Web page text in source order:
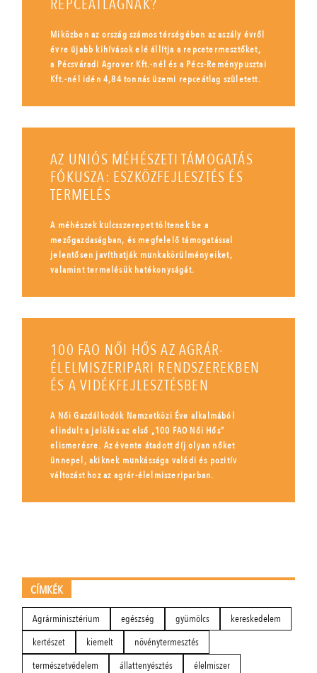
REPCEÁTLAGNAK?
Miközben az ország számos térségében az aszály évről
évre újabb kihívások elé állítja a repcetermesztőket,
a Pécsváradi Agrover Kft.-nél és a Pécs-Reménypusztai
Kft.-nél idén 4,84 tonnás üzemi repceátlag született.
AZ UNIÓS MÉHÉSZETI TÁMOGATÁS
FÓKUSZA: ESZKÖZFEJLESZTÉS ÉS
TERMELÉS
A méhészek kulcsszerepet töltenek be a
mezőgazdaságban, és megfelelő támogatással
jelentősen javíthatják munkakörülményeiket,
valamint termelésük hatékonyságát.
100 FAO NŐI HŐS AZ AGRÁR-
ÉLELMISZERIPARI RENDSZEREKBEN
ÉS A VIDÉKFEJLESZTÉSBEN
A Női Gazdálkodók Nemzetközi Éve alkalmából
elindult a jelölés az első „100 FAO Női Hős”
elismerésre. Az évente átadott díj olyan nőket
ünnepel, akiknek munkássága valódi és pozitív
változást hoz az agrár-élelmiszeriparban.
CÍMKÉK
Agrárminisztérium egészség gyümölcs
kereskedelem
kertészet
kiemelt
növénytermesztés
természetvédelem
állattenyésztés élelmiszer